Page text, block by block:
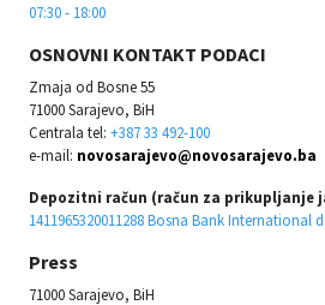
07:30 - 18:00
OSNOVNI KONTAKT PODACI
Zmaja od Bosne 55
71000 Sarajevo, BiH
Centrala tel: +387 33 492-100
e-mail: novosarajevo@novosarajevo.ba
Depozitni račun (račun za prikupljanje
1411965320011288 Bosna Bank International
Press
71000 Sarajevo, BiH